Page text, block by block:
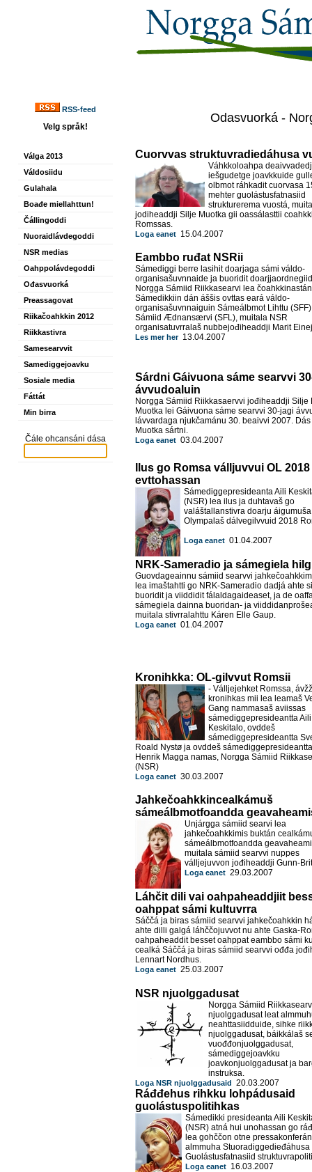
RSS-feed
Velg språk!
Válga 2013
Váldosiidu
Gulahala
Boađe miellahttun!
Čállingoddi
Nuoraidlávdegoddi
NSR medias
Oahppolávdegoddi
Ođasvuorká
Preassagovat
Riikačoahkkin 2012
Riikkastivra
Samesearvvit
Samediggejoavku
Sosiale media
Fáttát
Min birra
Čále ohcansáni dása
Odasvuorká -
Cuorvvas struktuvradiedáhusa
Váhkkoloahpa
iešgudetge joavkkuide
olbmot ráhkadit cuorvasa
mehter guolástusfatnasiid
strukturerema vuostá,
jodiheaddji Silje Muotka gii oassálasttii
Romssas.
Loga eanet 15.04.2007
Eambbo ruđat NSRii
Sámediggi berre lasihit doarjaga sámi váldo-
organisašuvnnaide ja buoridit
Norgga Sámiid Riikkasearvi lea čoahkkinastán
Sámedikkiin dán áššis ovttas eará váldo-
organisašuvnnaiguin Sámeálbmot Lihttu
Sámiid Ædnansærvi (SFL), muitala NSR
organisatuvrralaš nubbejođiheaddji Marit
Les mer her13.04.2007
Sárdni Gáivuona sáme searvvi
ávvudoaluin
Norgga Sámiid Riikkasaervvi jođiheaddji Silje
Muotka lei Gáivuona sáme searvvi 30-jagi
lávvardaga njukčamánu 30. beaivvi 2007.
Muotka sártni.
Loga eanet 03.04.2007
Ilus go Romsa válljuvvui OL 2018
evttohassan
Sámediggepresideanta Aili
(NSR) lea ilus ja duhtavaš go
valáštallanstivra doarju
Olympalaš dálvegilvvuid 2018
Loga eanet 01.04.2007
NRK-Sameradio ja sámegiela
Guovdageainnu sámiid searvvi
lea imaštahtti go NRK-Sameradio dadjá ahte
buoridit ja viiddidit fálaldagaideaset, ja de
sámegiela dainna buoridan- ja
muitala stivrralahttu Káren Elle Gaup.
Loga eanet 01.04.2007
Kronihkka: OL-gilvvut Romsii
- Válljejehket Romssa,
kronihkas mii lea leamaš
Gang nammasaš aviissas
sámediggepresideantta Aili
Keskitalo, ovddeš
sámediggepresideantta
Roald Nystø ja ovddeš
Henrik Magga namas, Norgga Sámiid
(NSR)
Loga eanet 30.03.2007
Jahkečoahkkincealkámuš
sámeálbmotfoandda
Unjárgga sámiid searvi lea
jahkečoahkkimis buktán
sámeálbmotfoandda
muitala sámiid searvvi nuppes
válljejuvvon jođiheaddji Gunn-
Loga eanet 29.03.2007
Láhčit dili vai oahpaheaddjiit
oahppat sámi kultuvrra
Sáččá ja biras sámiid searvvi jahkečoahkkin
ahte dilli galgá láhččojuvvot nu ahte Gaska-
oahpaheaddit besset oahppat eambbo sámi
cealká Sáččá ja biras sámiid searvvi ođđa
Lennart Nordhus.
Loga eanet 25.03.2007
NSR njuolggadusat
Norgga Sámiid
njuolggadusat leat
neahttasiidduide, sihke
njuolggadusat, báikkálaš
vuođđonjuolggadusat,
sámediggejoavkku
joavkonjuolggadusat ja
instruksa.
Loga NSR njuolggadusaid 20.03.2007
Ráđđehus rihkku lohpádusaid
guolástuspolitihkas
Sámedikki presideanta Aili
(NSR) atná hui unohassan go
lea gohččon otne
almmuha Stuoradiggedieđáhusa
Guolástusfatnasiid
Loga eanet 16.03.2007